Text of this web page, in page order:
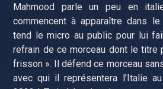
Mahmood parle un peu en
commencent à apparaître dans
tend le micro au public pour lui
refrain de ce morceau dont le titre
frisson ». Il défend ce morceau
avec qui il représentera l’Italie